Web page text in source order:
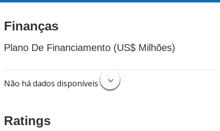
Finanças
Plano De Financiamento (US$ Milhões)
Não há dados disponíveis
Ratings